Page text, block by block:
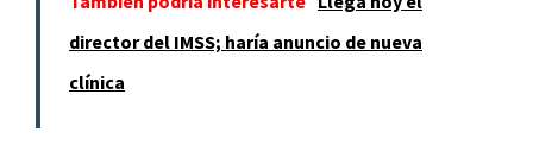
director del IMSS; haría anuncio de nueva
clínica